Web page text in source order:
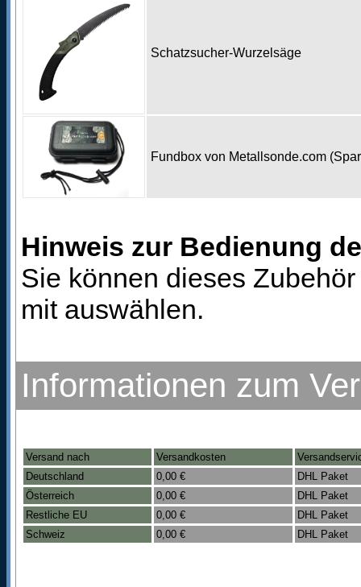
Schatzsucher-Wurzelsäge
Fundbox von Metallsonde.com
Hinweis zur Bedienung
Sie können dieses
mit auswählen.
Informationen zum
Versand nach Versandkosten
Deutschland
0,00 €
DHL Paket
Österreich
0,00 €
DHL Paket
Restliche EU
0,00 €
DHL Paket
Schweiz
0,00 € DHL Paket